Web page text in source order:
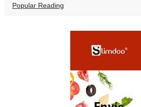
Popular Reading